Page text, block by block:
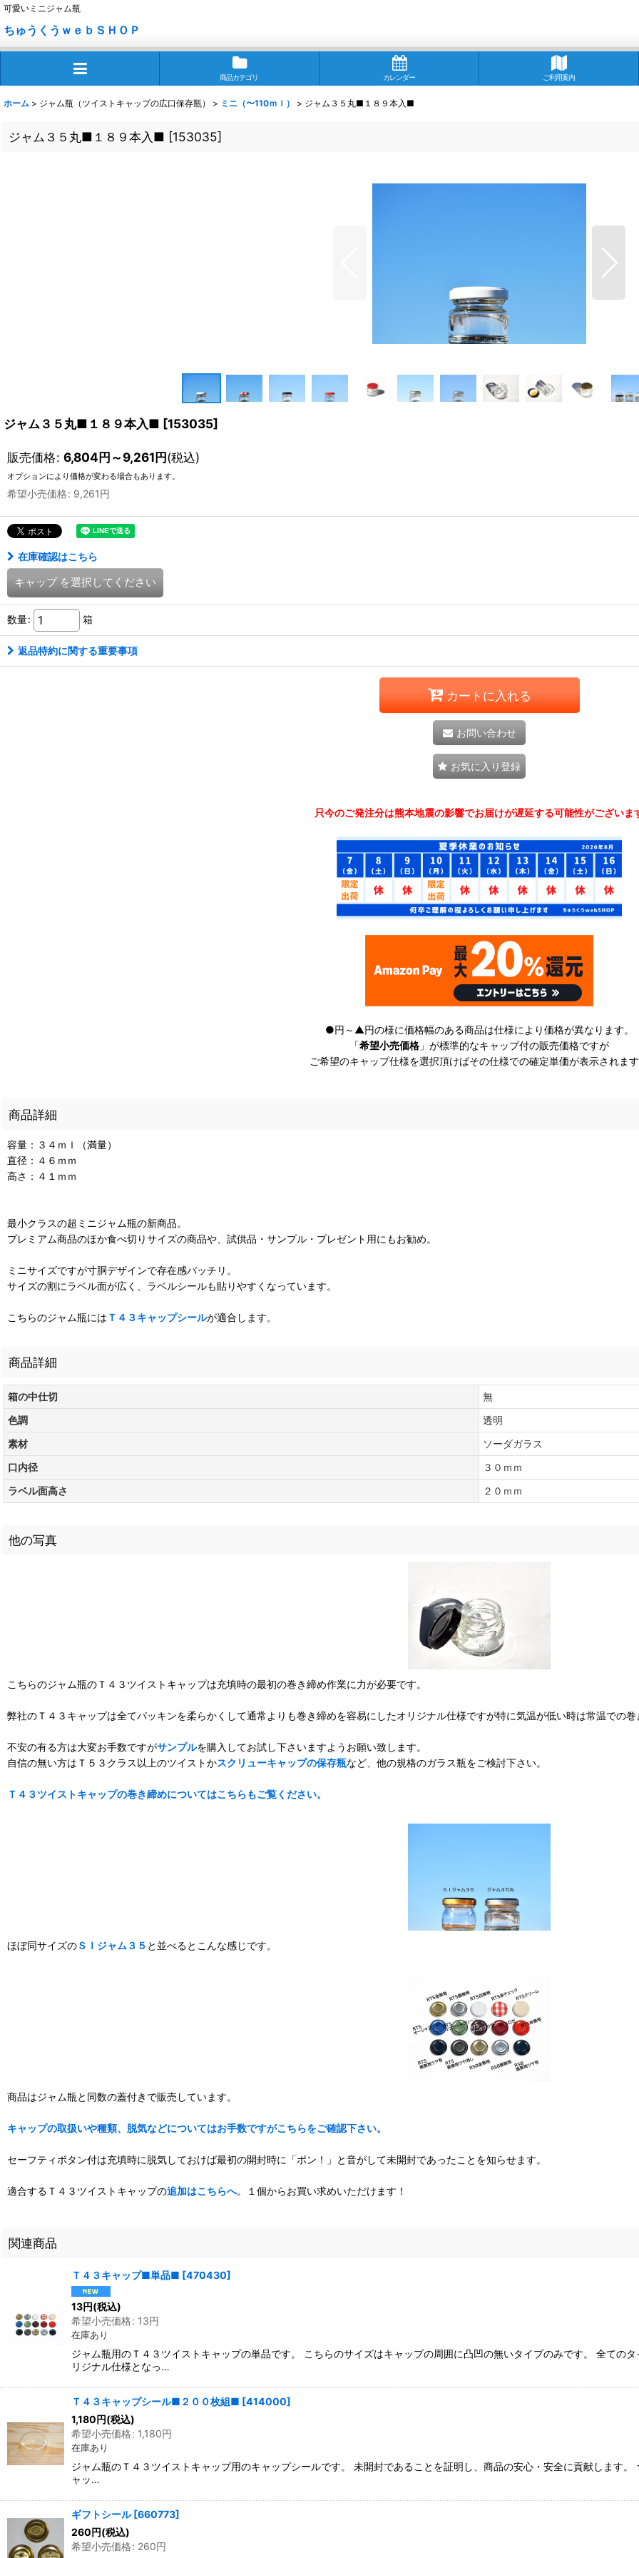
可愛いミニジャム瓶
ちゅうくうｗｅｂＳＨＯＰ
商品カテゴリ カレンダー ご利用案内
ホーム > ジャム瓶（ツイストキャップの広口保存瓶） > ミニ（〜110ｍｌ） > ジャム３５丸■１８９本入■
ジャム３５丸■１８９本入■ [153035]
ジャム３５丸■１８９本入■ [153035]
販売価格: 6,804円～9,261円(税込)
オプションにより価格が変わる場合もあります。
希望小売価格: 9,261円
在庫確認はこちら
キャップ を選択してください
数量: 箱
返品特約に関する重要事項
カートに入れる
お問い合わせ
お気に入り登録
只今のご発注分は熊本地震の影響でお届けが遅延する可能性がございま
●円～▲円の様に価格幅のある商品は仕様により価格が異なります。
「希望小売価格 」が標準的なキャップ付の販売価格ですが
ご希望のキャップ仕様を選択頂けばその仕様での確定単価が表示されま
商品詳細
容量：３４ｍｌ（満量）
直径：４６ｍｍ
高さ：４１ｍｍ
最小クラスの超ミニジャム瓶の新商品。
プレミアム商品のほか食べ切りサイズの商品や、試供品・サンプル・プレゼント用にもお勧め。
ミニサイズですが寸胴デザインで存在感バッチリ。
サイズの割にラベル面が広く、ラベルシールも貼りやすくなっています。
こちらのジャム瓶には Ｔ４３キャップシールが適合します。
商品詳細
箱の中仕切
無
色調
透明
素材
ソーダガラス
口内径
３０ｍｍ
ラベル面高さ
２０ｍｍ
他の写真
こちらのジャム瓶のＴ４３ツイストキャップは充填時の最初の巻き締め作業に力が必要です。
弊社のＴ４３キャップは全てパッキンを柔らかくして通常よりも巻き締めを容易にしたオリジナル仕様ですが特に気温が低い時は常温での
不安の有る方は大変お手数ですがサンプルを購入してお試し下さいますようお願い致します。
自信の無い方はＴ５３クラス以上のツイストかスクリューキャップの保存瓶など、他の規格のガラス瓶をご検討下さい。
Ｔ４３ツイストキャップの巻き締めについてはこちらもご覧ください。
ほぼ同サイズのＳＩジャム３５ と並べるとこんな感じです。
商品はジャム瓶と同数の蓋付きで販売しています。
キャップの取扱いや種類、脱気などについてはお手数ですがこちらをご確認下さい。
セーフティボタン付は充填時に脱気しておけば最初の開封時に「ポン！」と音がして未開封であったことを知らせます。
適合するＴ４３ツイストキャップの追加はこちらへ。１個からお買い求めいただけます！
関連商品
Ｔ４３キャップ■単品■ [470430]
13円(税込)
希望小売価格: 13円
在庫あり
ジャム瓶用のＴ４３ツイストキャップの単品です。 こちらのサイズはキャップの周囲に凸凹の無いタイプのみです。 全ての
リジナル仕様となっ…
Ｔ４３キャップシール■２００枚組■ [414000]
1,180円(税込)
希望小売価格: 1,180円
在庫あり
ジャム瓶のＴ４３ツイストキャップ用のキャップシールです。 未開封であることを証明し、商品の安心・安全に貢献します
ャッ…
ギフトシール [660773]
260円(税込)
希望小売価格: 260円